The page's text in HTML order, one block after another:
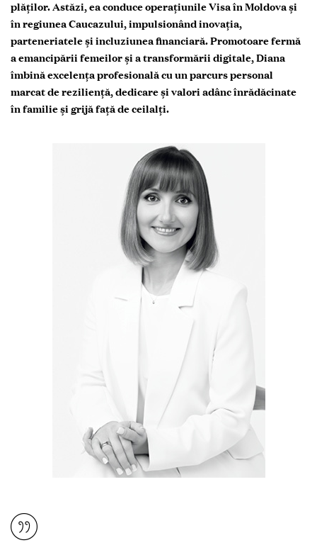
plăților. Astăzi, ea conduce operațiunile Visa în Moldova și
în regiunea Caucazului, impulsionând inovația,
parteneriatele și incluziunea financiară. Promotoare fermă
a emancipării femeilor și a transformării digitale, Diana
îmbină excelența profesională cu un parcurs personal
marcat de reziliență, dedicare și valori adânc înrădăcinate
în familie și grijă față de ceilalți.